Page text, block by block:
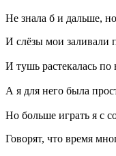
Не знала б и дальше,
И слёзы мои заливали
И тушь растекалась
А я для него была
Но больше играть я с
Говорят, что время